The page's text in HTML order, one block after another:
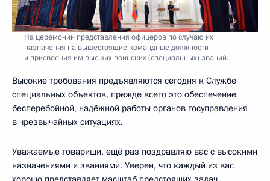
На церемонии представления офицеров по случаю их
назначения на вышестоящие командные должности
и присвоения им высших воинских (специальных) званий.
Высокие требования предъявляются сегодня к Службе
специальных объектов, прежде всего это обеспечение
бесперебойной, надёжной работы органов госуправления
в чрезвычайных ситуациях.
Уважаемые товарищи, ещё раз поздравляю вас с высокими
назначениями и званиями. Уверен, что каждый из вас